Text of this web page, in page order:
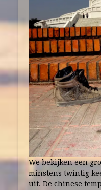
We bekijken een
minstens twintig
uit. De chinese